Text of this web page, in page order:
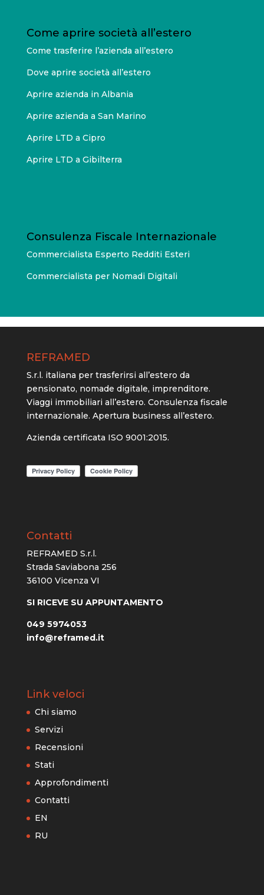
Come aprire società all’estero
Come trasferire l’azienda all’estero
Dove aprire società all’estero
Aprire azienda in Albania
Aprire azienda a San Marino
Aprire LTD a Cipro
Aprire LTD a Gibilterra
Consulenza Fiscale Internazionale
Commercialista Esperto Redditi Esteri
Commercialista per Nomadi Digitali
REFRAMED
S.r.l. italiana per trasferirsi all’estero da
pensionato, nomade digitale, imprenditore.
Viaggi immobiliari all’estero. Consulenza fiscale
internazionale. Apertura business all’estero.
Azienda certificata ISO 9001:2015.
Contatti
REFRAMED S.r.l.
Strada Saviabona 256
36100 Vicenza VI
SI RICEVE SU APPUNTAMENTO
049 5974053
info@reframed.it
Link veloci
Chi siamo
Servizi
Recensioni
Stati
Approfondimenti
Contatti
EN
RU